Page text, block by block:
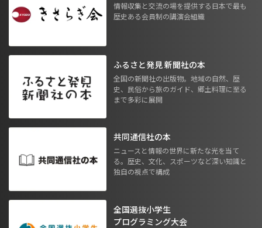
情報収集と交流の場を提供する日本で最も
歴史ある会員制の講演会組織
ふるさと発見 新聞社の本
全国の新聞社の出版物。地域の自然、歴
史、民俗から旅のガイド、郷土料理に至る
まで多彩に展開
共同通信社の本
ニュースと情報の世界に新たな光を当て
る。歴史、文化、スポーツなど深い知識と
独自の視点で構成
全国選抜小学生
プログラミング大会